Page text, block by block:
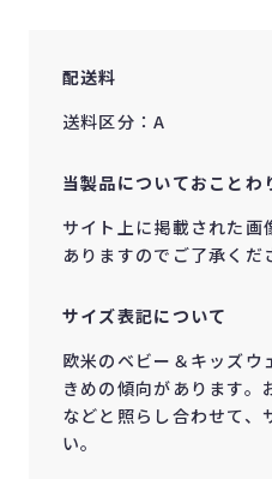
配送料
送料区分：A
当製品についておことわ
サイト上に掲載された画
ありますのでご了承くだ
サイズ表記について
欧米のベビー＆キッズ
きめの傾向があります
などと照らし合わせて、
い。